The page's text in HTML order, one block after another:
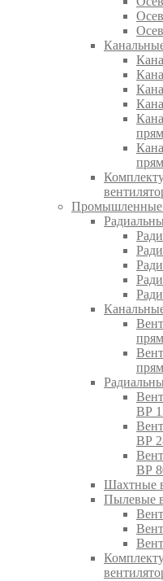
Промышленные
ВР
ВР
ВР
Шахтные
Пылевые